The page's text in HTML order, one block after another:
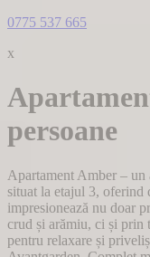
0775 537 665
x
persoane
Apartament Amber – un
situat la etajul 3,
impresionează nu doar
crud și arămiu, ci și prin
pentru relaxare și